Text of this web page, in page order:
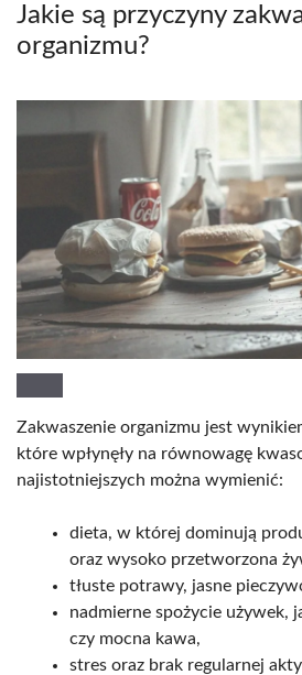
Jakie są przyczyny
organizmu?
Zakwaszenie organizmu jest
które wpłynęły na równowagę
najistotniejszych można wymienić:
dieta, w której dominują
oraz wysoko przetworzona
tłuste potrawy, jasne
nadmierne spożycie używek,
czy mocna kawa,
stres oraz brak regularnej